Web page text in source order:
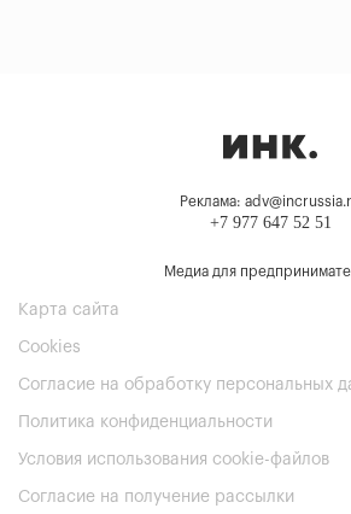
Реклама:
+7 977 647 52 51
Медиа для
Карта сайта
Cookies
Согласие на обработку персональных
Политика конфиденциальности
Условия использования cookie-файлов
Согласие на получение рассылки